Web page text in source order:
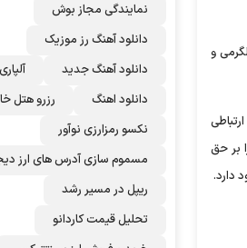
و
بر حق
دارد.
نمایندگی مجاز بوش
دانلود آهنگ رز‌ موزیک
دانلود آهنگ جدید
آلپاری
دانلود اهنگ
رزرو هتل
نکسو رمزارزی نوآور
مسموم سازی آدرس های ارز
ریپل در مسیر رشد
تحلیل قیمت کاردانو